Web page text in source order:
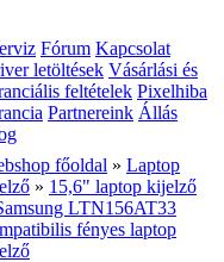
Fórum Kapcsolat
letöltések Vásárlási és
feltételek Pixelhiba
Partnereink Állás
főoldal » Laptop
» 15,6" laptop kijelző
LTN156AT33
fényes laptop